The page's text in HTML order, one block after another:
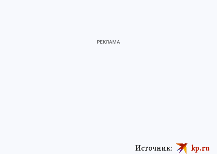
Источник: kp.ru